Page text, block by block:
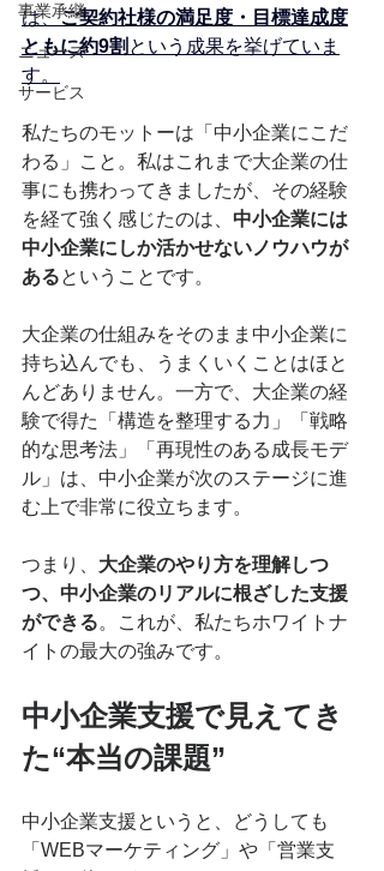
事業承継
ニュース
サービス
は、ご契約社様の満足度・目標達成度
ともに約9割 という成果を挙げていま
す。
私たちのモットーは「中小企業にこだ
わる」こと。私はこれまで大企業の仕
事にも携わってきましたが、その経験
を経て強く感じたのは、 中小企業には
中小企業にしか活かせないノウハウが
あるということです。
大企業の仕組みをそのまま中小企業に
持ち込んでも、うまくいくことはほと
んどありません。一方で、大企業の経
験で得た「構造を整理する力」「戦略
的な思考法」「再現性のある成長モデ
ル」は、中小企業が次のステージに進
む上で非常に役立ちます。
つまり、 大企業のやり方を理解しつ
つ、中小企業のリアルに根ざした支援
ができる。これが、私たちホワイトナ
イトの最大の強みです。
中小企業支援で見えてき
た“本当の課題”
中小企業支援というと、どうしても
「WEBマーケティング」や「営業支